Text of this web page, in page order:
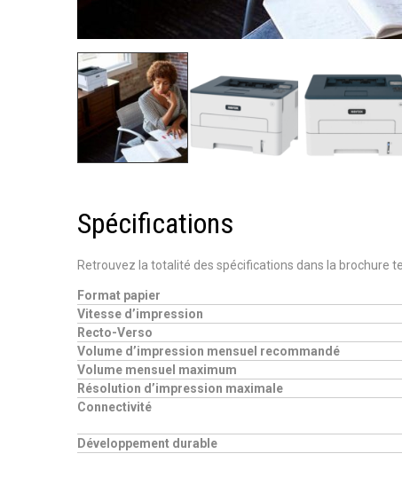
Spécifications
Retrouvez la totalité des spécifications dans la brochure
Format papier
Vitesse d’impression
Recto-Verso
Volume d’impression mensuel recommandé
Volume mensuel maximum
Résolution d’impression maximale
Connectivité
Développement durable